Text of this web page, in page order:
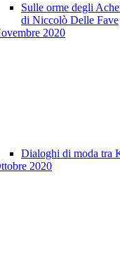
Sulle orme degli
di Niccolò Delle Fave
2020
Dialoghi di moda tra
2020